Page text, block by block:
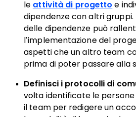
le attività di progetto e
dipendenze con altri
delle dipendenze può
l’implementazione del
aspetti che un altro team
prima di poter passare alla
Definisci i protocolli di
volta identificate le persone
il team per redigere un